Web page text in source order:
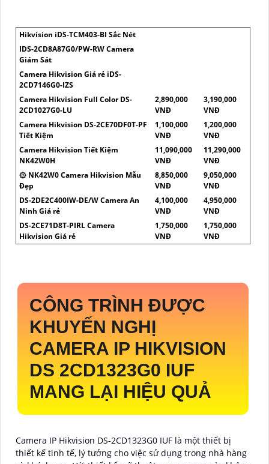
Hikvision iDS-TCM403-BI Sắc Nét
IDS-2CD8A87G0/PW-RW Camera
Giám Sát
Camera Hikvision Giá rẻ iDS-
2CD7146G0-IZS
Camera Hikvision Full Color DS-
2CD1027G0-LU
2,890,000
VNĐ
3,190,000
VNĐ
Camera Hikvision DS-2CE70DF0T-PF
Tiết Kiệm
1,100,000
VNĐ
1,200,000
VNĐ
Camera Hikvision Tiết Kiệm
NK42W0H
11,090,000
VNĐ
11,290,000
VNĐ
۞ NK42W0 Camera Hikvision Mẫu
Đẹp
8,850,000
VNĐ
9,050,000
VNĐ
DS-2DE2C400IW-DE/W Camera An
Ninh Giá rẻ
4,100,000
VNĐ
4,950,000
VNĐ
DS-2CE71D8T-PIRL Camera
Hikvision Giá rẻ
1,750,000
VNĐ
1,750,000
VNĐ
CÔNG TRÌNH ĐƯỢC
KHUYẾN NGHỊ
CAMERA IP HIKVISION
DS 2CD1323G0 IUF
MANG LẠI HIỆU QUẢ
Camera IP Hikvision DS-2CD1323G0 IUF là một thiết bị
thiết kế tinh tế, lý tưởng cho việc sử dụng trong nhà hàng